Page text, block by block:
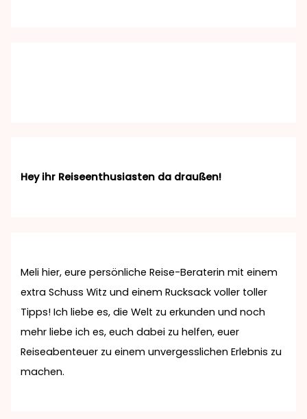
Hey ihr Reiseenthusiasten da draußen!
Meli hier, eure persönliche Reise-Beraterin mit einem
extra Schuss Witz und einem Rucksack voller toller
Tipps! Ich liebe es, die Welt zu erkunden und noch
mehr liebe ich es, euch dabei zu helfen, euer
Reiseabenteuer zu einem unvergesslichen Erlebnis zu
machen.